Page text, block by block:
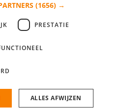
(1656) →
PRESTATIE
ALLES AFWIJZEN